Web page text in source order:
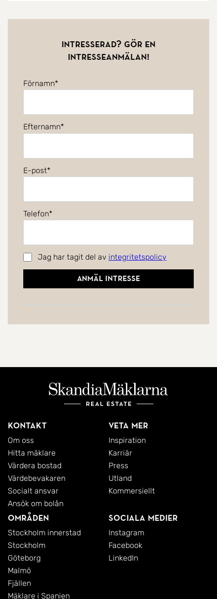
Intresserad? Gör en
intresseanmälan!
Förnamn
Efternamn
E-post
Telefon
Jag har tagit del av integritetspolicy
Anmäl intresse
Kontakt
Om oss
Hitta mäklare
Värdera bostad
Värdebevakaren
Socialt ansvar
Ansök om bolån
Veta mer
Inspiration
Karriär
Press
Utland
Kommersiellt
Områden
Stockholm innerstad
Stockholm
Göteborg
Malmö
Fjällen
Mäklare i Spanien
Sociala medier
Instagram
Facebook
LinkedIn